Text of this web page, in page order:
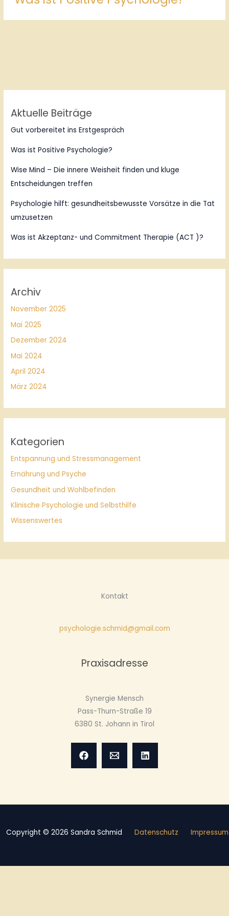
Aktuelle Beiträge
Gut vorbereitet ins Erstgespräch
Was ist Positive Psychologie?
Wise Mind – Die innere Weisheit finden und kluge
Entscheidungen treffen
Psychologie hilft: gesundheitsbewusste Vorsätze in die Tat
umzusetzen
Was ist Akzeptanz- und Commitment Therapie (ACT )?
Archiv
November 2025
Mai 2025
Dezember 2024
Mai 2024
April 2024
März 2024
Kategorien
Entspannung und Stressmanagement
Ernährung und Psyche
Gesundheit und Wohlbefinden
Klinische Psychologie und Selbsthilfe
Wissenswertes
Kontakt
psychologie.schmid@gmail.com
Praxisadresse
Synergie Mensch
Pass-Thurn-Straße 19
6380 St. Johann in Tirol
Copyright © 2026 Sandra Schmid Datenschutz Impressum